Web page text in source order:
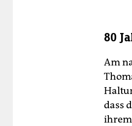
80
Am
dass
ihrem